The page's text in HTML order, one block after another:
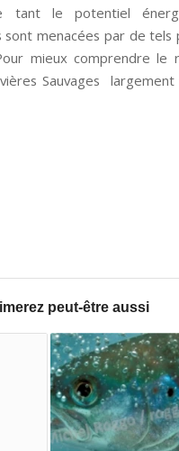
tant le potentiel
menacées par de tels
mieux comprendre le
Sauvages largement
peut-être aussi